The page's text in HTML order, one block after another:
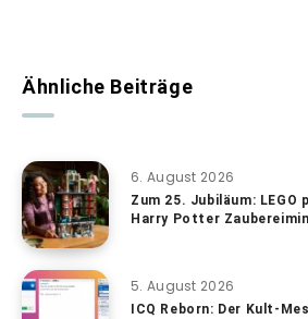
Ähnliche Beiträge
6. August 2026
Zum 25. Jubiläum:
Harry Potter
5. August 2026
ICQ Reborn: Der Kult-